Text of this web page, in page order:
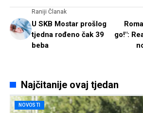
Raniji Članak
U SKB Mostar prošlog
tjedna rođeno čak 39
beba
go!":
Najčitanije ovaj tjedan
NOVOSTI